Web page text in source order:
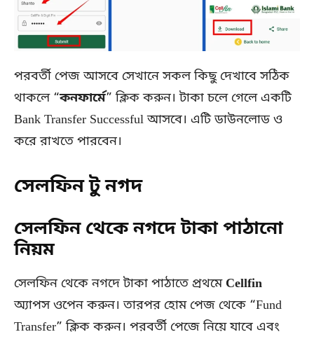
পরবর্তী পেজ আসবে সেখানে সকল কিছু দেখাবে সঠিক
থাকলে “কনফার্মে” ক্লিক করুন। টাকা চলে গেলে একটি
Bank Transfer Successful আসবে। এটি ডাউনলোড ও
করে রাখতে পারবেন।
সেলফিন টু নগদ
সেলফিন থেকে নগদে টাকা পাঠানো
নিয়ম
সেলফিন থেকে নগদে টাকা পাঠাতে প্রথমে Cellfin
অ্যাপস ওপেন করুন। তারপর হোম পেজ থেকে “Fund
Transfer” ক্লিক করুন। পরবর্তী পেজে নিয়ে যাবে এবং